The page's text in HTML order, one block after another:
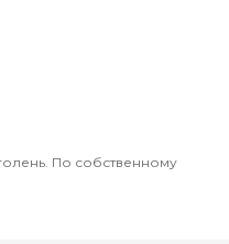
По собственному